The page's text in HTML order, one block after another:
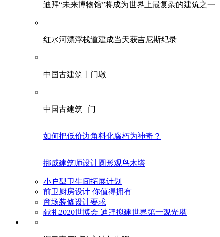
迪拜“未来博物馆”将成为世界上最复杂的建筑之一
红水河漂浮栈道建成当天获吉尼斯纪录
中国古建筑丨门墩
中国古建筑 | 门
如何把低价边角料化腐朽为神奇？
挪威建筑师设计圆形观鸟木塔
小户型卫生间拓展计划
前卫厨房设计 你值得拥有
商场装修设计要求
献礼2020世博会 迪拜拟建世界第一观光塔